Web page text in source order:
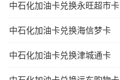
中石化加油卡兑换永旺超市卡
中石化加油卡兑换海信梦卡
中石化加油卡兑换津城通卡